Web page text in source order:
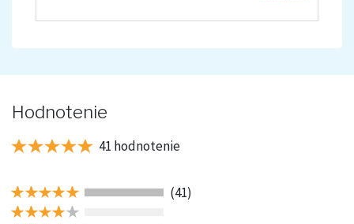
Hodnotenie
41 hodnotenie
(41)